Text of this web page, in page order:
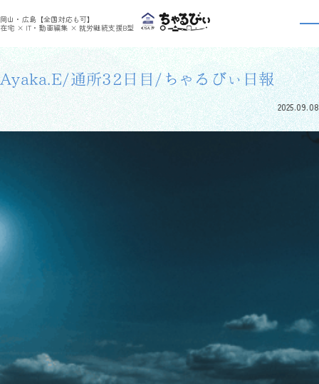
岡山・広島【全国対応も可】
在宅 × IT・動画編集 × 就労継続支援B型
利用者さんの日報 >
利用者さんの日報
Ayaka.E/通所32日目/ちゃるびぃ日報
2025.09.08